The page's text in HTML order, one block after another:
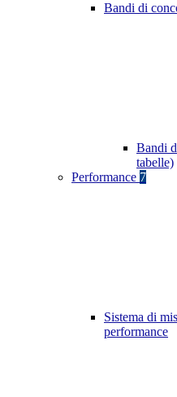
Bandi di
Bandi
tabelle)
Performance 7
Sistema di
performance